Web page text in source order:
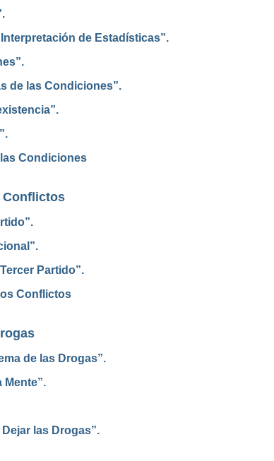
de Estadísticas”.
de las Condiciones”.
Condiciones
Conflictos
Partido”.
Conflictos
de las Drogas”.
Mente”.
las Drogas”.